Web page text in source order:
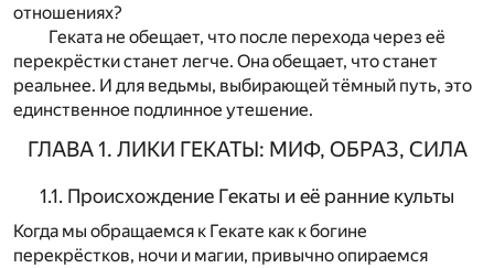
отношениях?
Геката не обещает, что после перехода через её
перекрёстки станет легче. Она обещает, что станет
реальнее. И для ведьмы, выбирающей тёмный путь, это
единственное подлинное утешение.
ГЛАВА 1. ЛИКИ ГЕКАТЫ: МИФ, ОБРАЗ, СИЛА
1.1. Происхождение Гекаты и её ранние культы
Когда мы обращаемся к Гекате как к богине
перекрёстков, ночи и магии, привычно опираемся